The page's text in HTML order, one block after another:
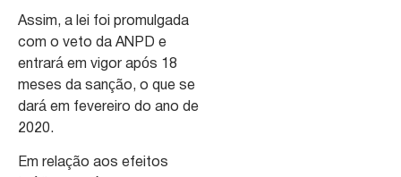
Assim, a lei foi promulgada
com o veto da ANPD e
entrará em vigor após 18
meses da sanção, o que se
dará em fevereiro do ano de
2020.
Em relação aos efeitos